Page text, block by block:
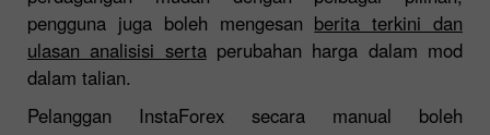
pengguna juga boleh mengesan berita terkini dan
ulasan analisisi sertaperubahan harga dalam mod
dalam talian.
Pelanggan InstaForex secara manual boleh